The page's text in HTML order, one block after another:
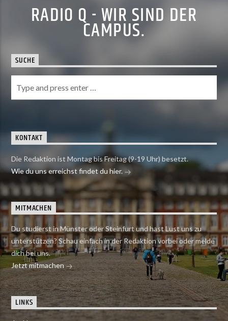
RADIO Q - WIR SIND DER
CAMPUS.
SUCHE
KONTAKT
Die Redaktion ist Montag bis Freitag (9-19 Uhr) besetzt.
Wie du uns erreichst findet du hier.
MITMACHEN
Du studierst in Münster oder Steinfurt und hast Lust uns zu
unterstützen? Schau einfach in der Redaktion vorbei oder melde
dich bei uns.
Jetzt mitmachen
LINKS